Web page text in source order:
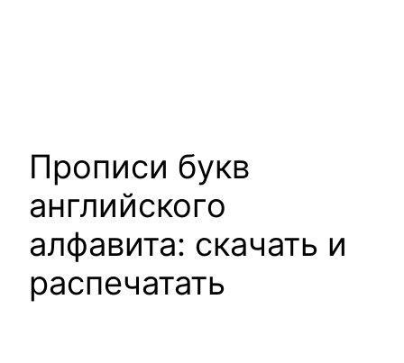
Прописи букв
английского
алфавита: скачать и
распечатать